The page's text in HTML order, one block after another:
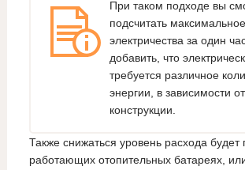
При таком подходе вы
подсчитать
электричества за один
добавить, что
требуется различное
энергии, в зависимости
конструкции.
Также снижаться уровень расхода будет
работающих отопительных батареях,